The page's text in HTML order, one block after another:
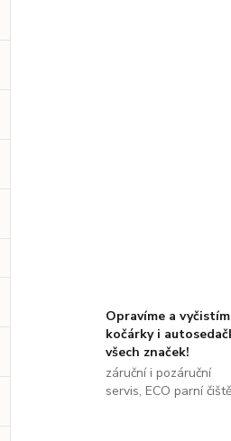
Opravíme a
kočárky i
všech značek!
záruční i pozáruční
servis, ECO parní